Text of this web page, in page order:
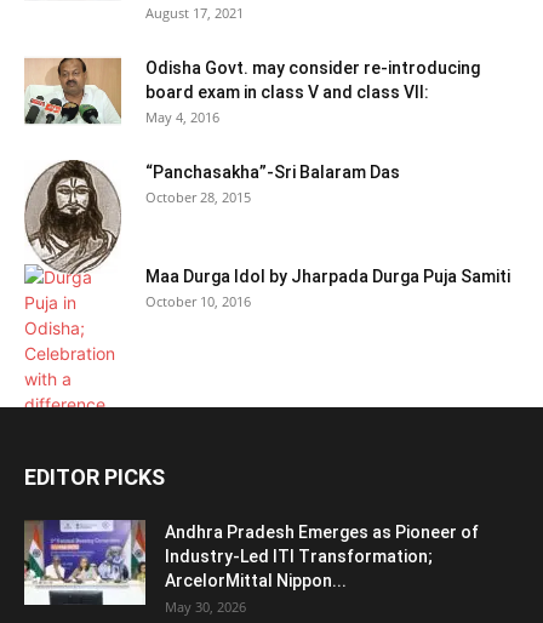
August 17, 2021
Odisha Govt. may consider re-introducing
board exam in class V and class VII:
May 4, 2016
“Panchasakha”-Sri Balaram Das
October 28, 2015
Maa Durga Idol by Jharpada Durga Puja Samiti
October 10, 2016
EDITOR PICKS
Andhra Pradesh Emerges as Pioneer of
Industry-Led ITI Transformation;
ArcelorMittal Nippon...
May 30, 2026